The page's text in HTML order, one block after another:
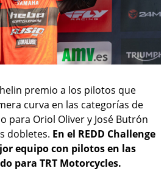
premio a los pilotos que
curva en las categorías de
para Oriol Oliver y José Butrón
dobletes. En el REDD Challenge
equipo con pilotos en las
para TRT Motorcycles.